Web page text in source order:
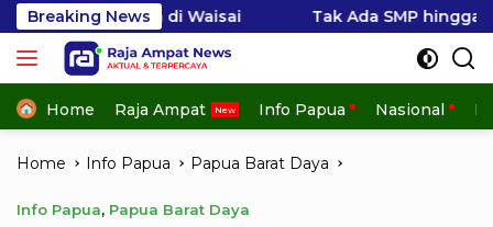
Skip
to
content
Breaking News
di Waisai Tak Ada SMP hingga Kekhawatiran
Home Raja Ampat Info Papua Nasional
Home Info Papua Papua Barat Daya
Info Papua, Papua Barat Daya